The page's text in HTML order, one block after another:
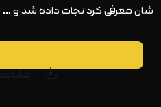
شان معرفی کرد نجات داده شد و …